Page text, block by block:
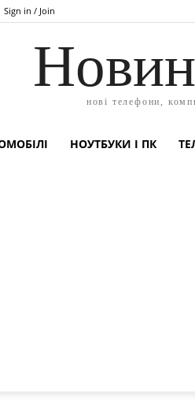
Sign in / Join
нові телефони,
НОУТБУКИ І ПК